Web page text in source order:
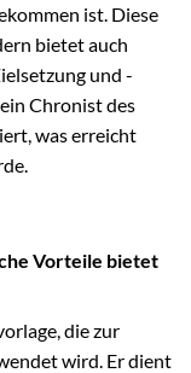
ist. Diese
bietet auch
und -
Chronist des
was erreicht
Vorteile bietet
die zur
wird. Er dient